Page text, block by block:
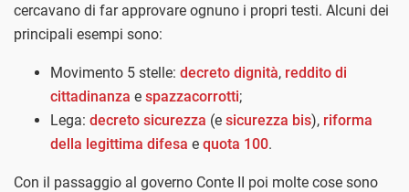
cercavano di far approvare ognuno i propri testi. Alcuni dei
principali esempi sono:
Movimento 5 stelle: decreto dignità, reddito di
cittadinanza e spazzacorrotti;
Lega: decreto sicurezza (e sicurezza bis), riforma
della legittima difesa e quota 100.
Con il passaggio al governo Conte II poi molte cose sono